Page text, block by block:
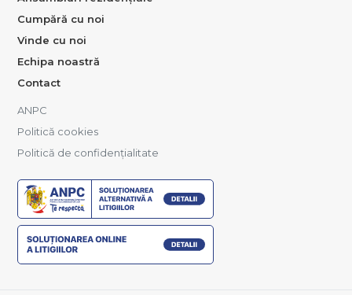
Cumpără cu noi
Vinde cu noi
Echipa noastră
Contact
ANPC
Politică cookies
Politică de confidențialitate